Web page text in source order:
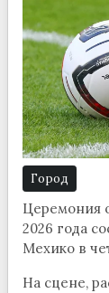
Город
Церемония
2026 года
Мехико в
На сцене,